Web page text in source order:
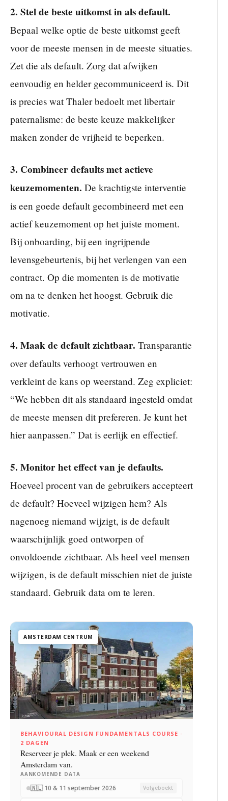
2. Stel de beste uitkomst in als default.
Bepaal welke optie de beste uitkomst geeft
voor de meeste mensen in de meeste situaties.
Zet die als default. Zorg dat afwijken
eenvoudig en helder gecommuniceerd is. Dit
is precies wat Thaler bedoelt met libertair
paternalisme: de beste keuze makkelijker
maken zonder de vrijheid te beperken.
3. Combineer defaults met actieve
keuzemomenten. De krachtigste interventie
is een goede default gecombineerd met een
actief keuzemoment op het juiste moment.
Bij onboarding, bij een ingrijpende
levensgebeurtenis, bij het verlengen van een
contract. Op die momenten is de motivatie
om na te denken het hoogst. Gebruik die
motivatie.
4. Maak de default zichtbaar. Transparantie
over defaults verhoogt vertrouwen en
verkleint de kans op weerstand. Zeg expliciet:
“We hebben dit als standaard ingesteld omdat
de meeste mensen dit prefereren. Je kunt het
hier aanpassen.” Dat is eerlijk en effectief.
5. Monitor het effect van je defaults.
Hoeveel procent van de gebruikers accepteert
de default? Hoeveel wijzigen hem? Als
nagenoeg niemand wijzigt, is de default
waarschijnlijk goed ontworpen of
onvoldoende zichtbaar. Als heel veel mensen
wijzigen, is de default misschien niet de juiste
standaard. Gebruik data om te leren.
AMSTERDAM CENTRUM
BEHAVIOURAL DESIGN FUNDAMENTALS COURSE ·
2 DAGEN
Reserveer je plek. Maak er een weekend
Amsterdam van.
AANKOMENDE DATA
🇳🇱 10 & 11 september 2026 Volgeboekt